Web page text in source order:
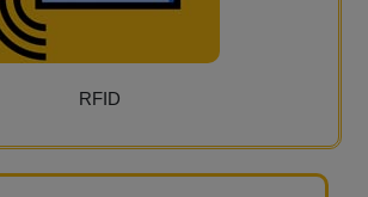
RFID